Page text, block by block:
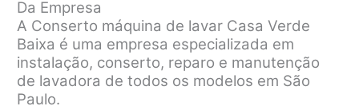
Da Empresa
A Conserto máquina de lavar Casa Verde
Baixa é uma empresa especializada em
instalação, conserto, reparo e manutenção
de lavadora de todos os modelos em São
Paulo.